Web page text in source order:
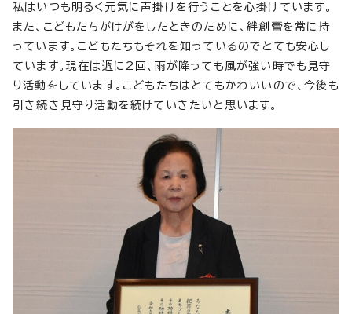
私はいつも明るく元気に声掛けを行うことを心掛けています。
また、こどもたちがけがをしたときのために、絆創膏を常に持
っています。こどもたちもそれを知っているのでとても安心し
ています。現在は週に2回、雨が降っても風が強い時でも見守
り活動をしています。こどもたちはとてもかわいいので、今後も
引き続き見守り活動を続けていきたいと思います。